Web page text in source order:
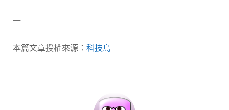
—
本篇文章授權來源： 科技島